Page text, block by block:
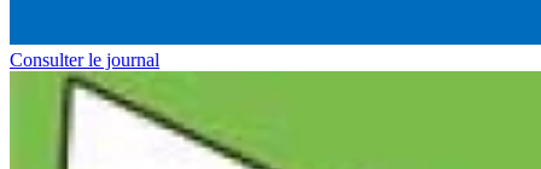
Consulter le journal